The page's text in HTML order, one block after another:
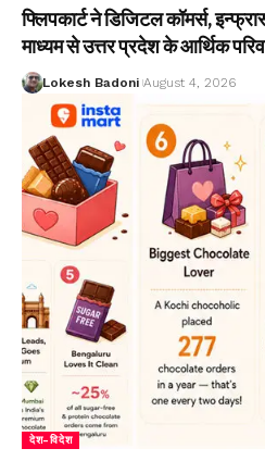
फ्लिपकार्ट ने डिजिटल कॉमर्स,
माध्यम से उत्तर प्रदेश के आर्थिक
Lokesh Badoni August 4, 2026
देश-विदेश